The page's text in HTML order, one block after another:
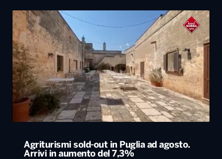
Agriturismi sold-out in Puglia ad agosto.
Arrivi in aumento del 7,3%